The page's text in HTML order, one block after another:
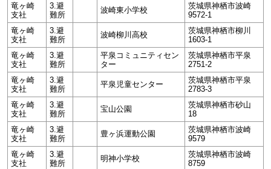
竜ヶ崎
支社
3.避
難所
波崎東小学校
茨城県神栖市波崎
9572-1
竜ヶ崎
支社
3.避
難所
波崎柳川高校
茨城県神栖市柳川
1603-1
竜ヶ崎
支社
3.避
難所
平泉コミュニティセン
ター
茨城県神栖市平泉
2751-2
竜ヶ崎
支社
3.避
難所
平泉児童センター
茨城県神栖市平泉
2783-3
竜ヶ崎
支社
3.避
難所
宝山公園
茨城県神栖市砂山
18
竜ヶ崎
支社
3.避
難所
豊ヶ浜運動公園
茨城県神栖市波崎
9579
竜ヶ崎
支社
3.避
難所
明神小学校
茨城県神栖市波崎
8759